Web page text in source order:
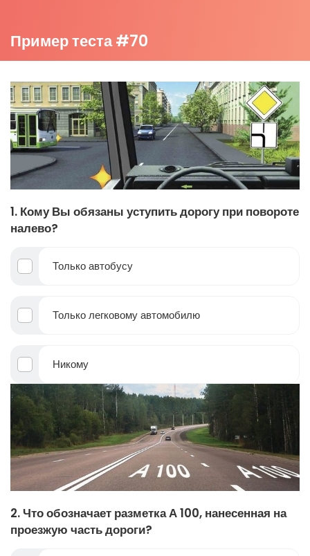
Пример теста #70
1. Кому Вы обязаны уступить дорогу при повороте
налево?
Только автобусу
Только легковому автомобилю
Никому
2. Что обозначает разметка А 100, нанесенная на
проезжую часть дороги?